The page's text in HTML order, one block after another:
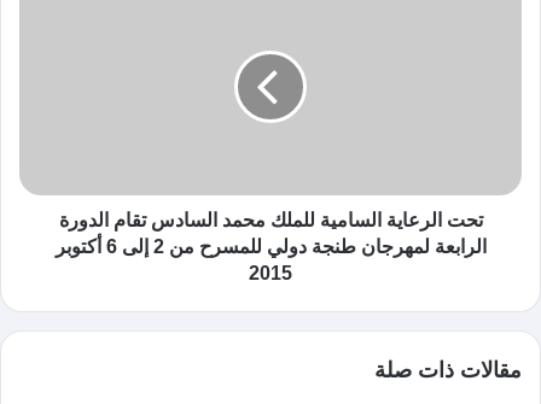
تحت الرعاية السامية للملك محمد السادس تقام الدورة
الرابعة لمهرجان طنجة دولي للمسرح من 2 إلى 6 أكتوبر
2015
مقالات ذات صلة